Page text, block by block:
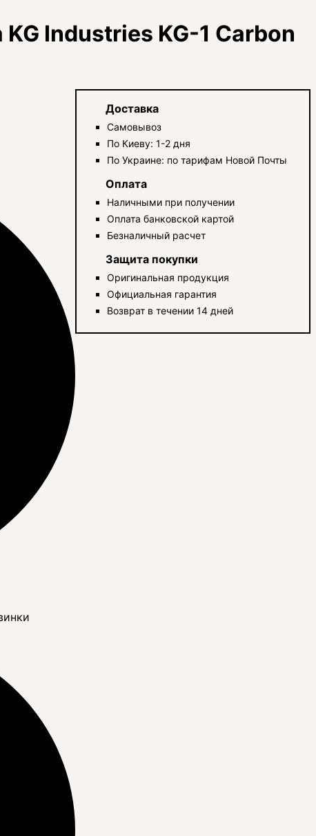
Industries KG-1 Carbon
Доставка
Самовывоз
По Киеву: 1-2 дня
По Украине: по тарифам Новой Почты
Оплата
Наличными при получении
Оплата банковской картой
Безналичный расчет
Защита покупки
Оригинальная продукция
Официальная гарантия
Возврат в течении 14 дней